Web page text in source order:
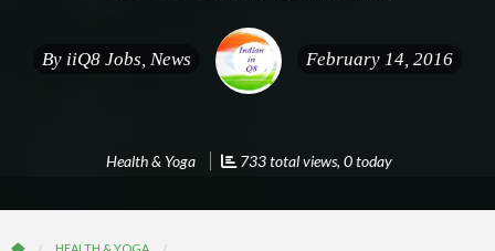
By iiQ8 Jobs, News February 14, 2016
Health & Yoga 733 total views, 0 today
HEALTH & YOGA